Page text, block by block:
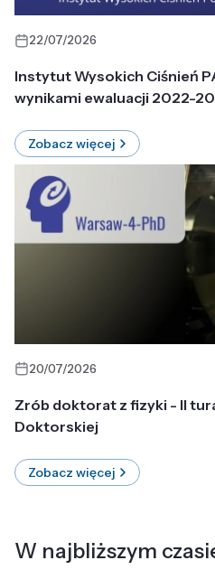
22/07/2026
Instytut Wysokich Ciśnień
wynikami ewaluacji 2022-
Zobacz więcej
20/07/2026
Zrób doktorat z fizyki - II
Doktorskiej
Zobacz więcej
W najbliższym